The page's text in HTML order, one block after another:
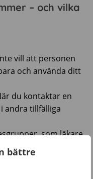
bättre
– och vilka
vill att personen
och använda ditt
du kontaktar en
andra tillfälliga
som läkare
nummer för att
direkta nummer.